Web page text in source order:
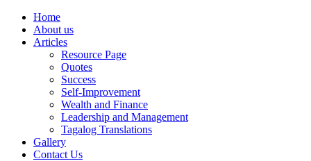
Home
About us
Articles
Resource Page
Quotes
Success
Self-Improvement
Wealth and Finance
Leadership and Management
Tagalog Translations
Gallery
Contact Us